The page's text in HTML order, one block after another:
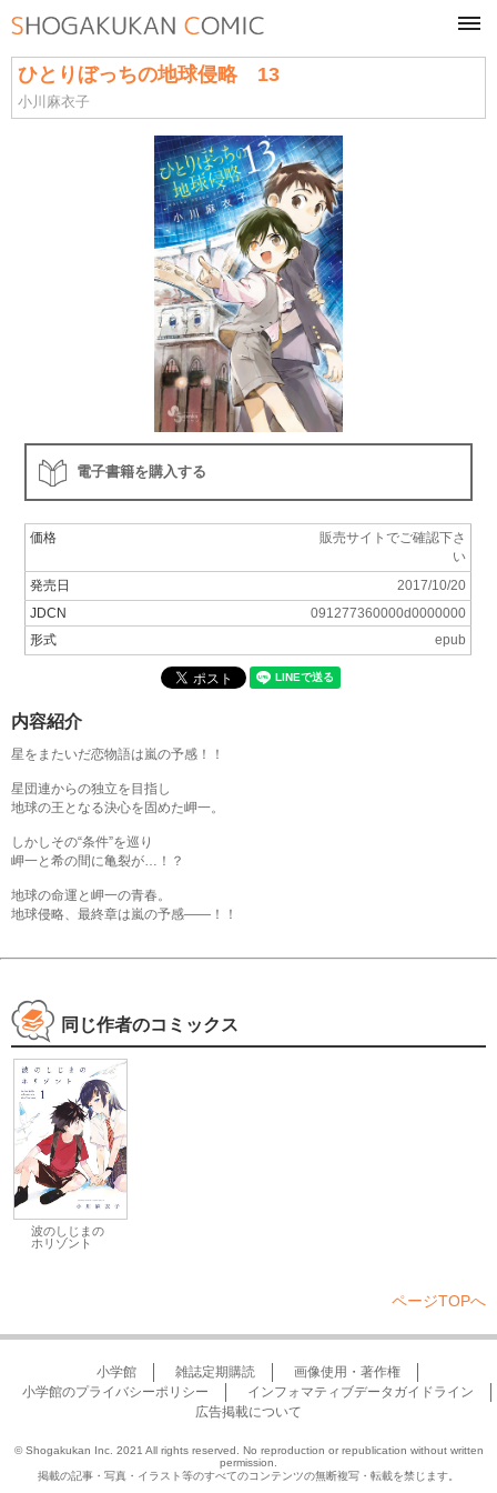
ひとりぼっちの地球侵略 13
小川麻衣子
電子書籍を購入する
価格
販売サイトでご確認下さ
い
発売日
2017/10/20
JDCN
091277360000d0000000
形式
epub
内容紹介
星をまたいだ恋物語は嵐の予感！！
星団連からの独立を目指し
地球の王となる決心を固めた岬一。
しかしその“条件”を巡り
岬一と希の間に亀裂が…！？
地球の命運と岬一の青春。
地球侵略、最終章は嵐の予感――！！
同じ作者のコミックス
波のしじまの
ホリゾント
ページTOPへ
小学館 雑誌定期購読
画像使用・著作権
小学館のプライバシーポリシー
インフォマティブデータガイドライン
広告掲載について
© Shogakukan Inc. 2021 All rights reserved. No reproduction or republication without written
permission.
掲載の記事・写真・イラスト等のすべてのコンテンツの無断複写・転載を禁じます。